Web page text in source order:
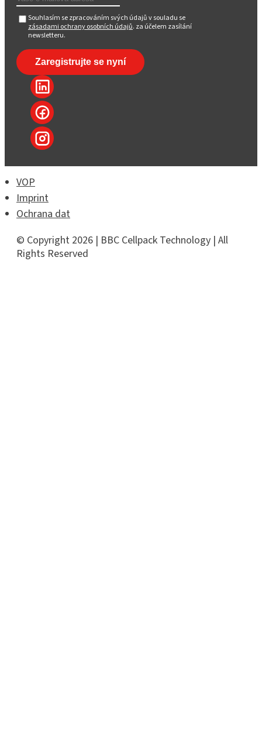
Souhlasím se zpracováním svých údajů v souladu se
zásadami ochrany osobních údajů. za účelem zasílání
newsletteru.
© Copyright 2026 | BBC Cellpack Technology | All
Rights Reserved
VOP
Imprint
Ochrana dat